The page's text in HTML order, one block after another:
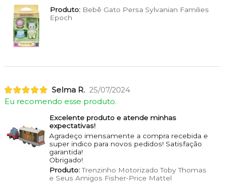
Produto:Bebê Gato Persa Sylvanian Families
Epoch
Selma R. 25/07/2024
Eu recomendo esse produto.
Excelente produto e atende minhas
expectativas!
Agradeço imensamente a compra recebida e
super indico para novos pedidos! Satisfação
garantida!
Obrigado!
Produto:Trenzinho Motorizado Toby Thomas
e Seus Amigos Fisher-Price Mattel